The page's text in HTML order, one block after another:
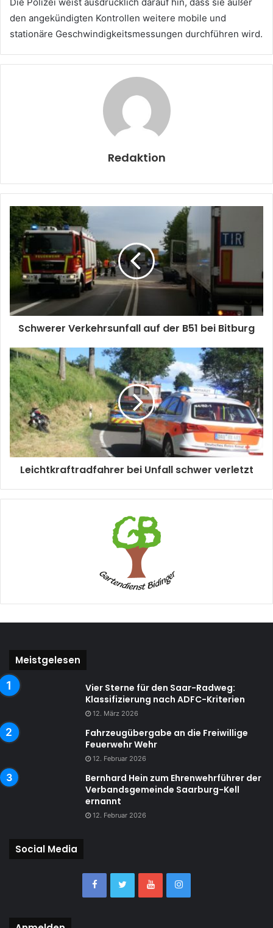
Die Polizei weist ausdrücklich darauf hin, dass sie außer
den angekündigten Kontrollen weitere mobile und
stationäre Geschwindigkeitsmessungen durchführen wird.
Redaktion
Schwerer Verkehrsunfall auf der B51 bei Bitburg
Leichtkraftradfahrer bei Unfall schwer verletzt
Meistgelesen
Vier Sterne für den Saar-Radweg:
Klassifizierung nach ADFC-Kriterien
12. März 2026
Fahrzeugübergabe an die Freiwillige
Feuerwehr Wehr
12. Februar 2026
Bernhard Hein zum Ehrenwehrführer der
Verbandsgemeinde Saarburg-Kell
ernannt
12. Februar 2026
Social Media